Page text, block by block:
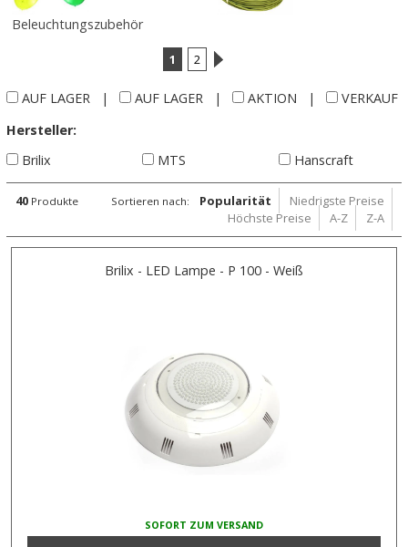
Beleuchtungszubehör
1 2
AUF LAGER | AUF LAGER | AKTION |
VERKAUF
Hersteller:
Brilix
MTS Hanscraft
40 Produkte Sortieren nach: Popularität
Niedrigste Preise
Höchste Preise
A-Z Z-A
Brilix - LED Lampe - P 100 - Weiß
SOFORT ZUM VERSAND